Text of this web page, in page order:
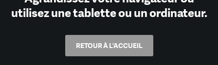
utilisez une tablette ou un ordinateur.
RETOUR À L'ACCUEIL